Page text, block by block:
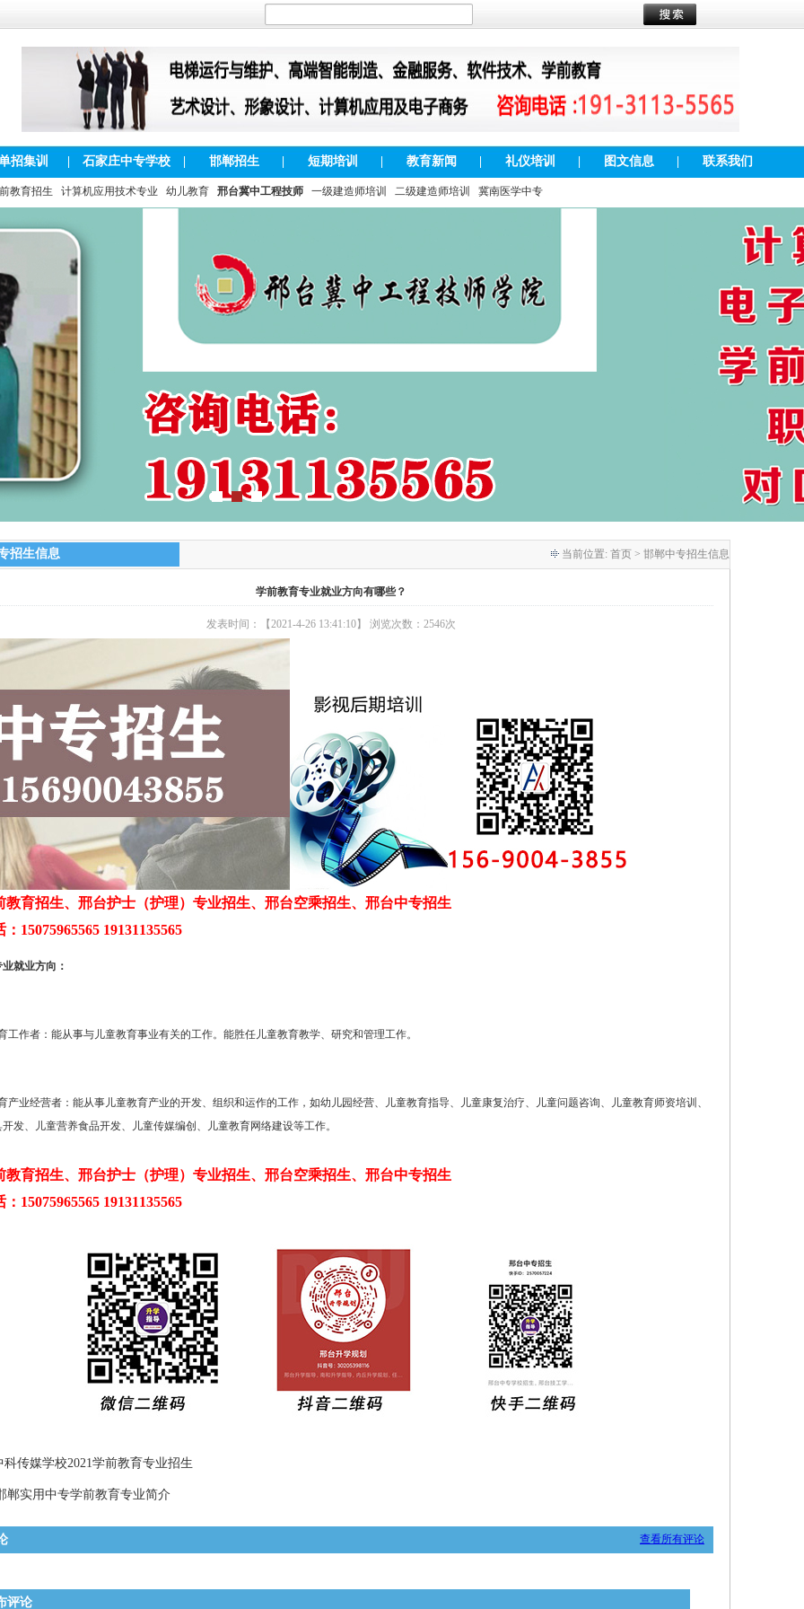
招集训 石家庄中专学校 邯郸招生 短期培训 教育新闻 礼仪培训 图文信息 联系我们
教育招生 计算机应用技术专业 幼儿教育 邢台冀中工程技师 一级建造师培训 二级建造师培训 冀南医学中专
招生信息 当前位置: 首页 > 邯郸中专招生信息
学前教育专业就业方向有哪些？
发表时间：【2021-4-26 13:41:10】 浏览次数：2546次
教育招生、邢台护士（护理）专业招生、邢台空乘招生、邢台中专招生
15075965565 19131135565
就业方向：
工作者：能从事与儿童教育事业有关的工作。能胜任儿童教育教学、研究和管理工作。
产业经营者：能从事儿童教育产业的开发、组织和运作的工作，如幼儿园经营、儿童教育指导、儿童康复治疗、儿童问题咨询、儿童教育师资培训、
发、儿童营养食品开发、儿童传媒编创、儿童教育网络建设等工作。
教育招生、邢台护士（护理）专业招生、邢台空乘招生、邢台中专招生
15075965565 19131135565
科传媒学校2021学前教育专业招生
郸实用中专学前教育专业简介
查看所有评论
评论